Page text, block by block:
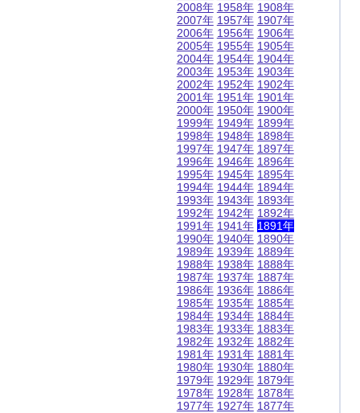
2008年
2007年
2006年
2005年
2004年
2003年
2002年
2001年
2000年
1999年
1998年
1997年
1996年
1995年
1994年
1993年
1992年
1991年
1990年
1989年
1988年
1987年
1986年
1985年
1984年
1983年
1982年
1981年
1980年
1979年
1978年
1977年
1958年
1957年
1956年
1955年
1954年
1953年
1952年
1951年
1950年
1949年
1948年
1947年
1946年
1945年
1944年
1943年
1942年
1941年
1940年
1939年
1938年
1937年
1936年
1935年
1934年
1933年
1932年
1931年
1930年
1929年
1928年
1927年
1908年
1907年
1906年
1905年
1904年
1903年
1902年
1901年
1900年
1899年
1898年
1897年
1896年
1895年
1894年
1893年
1892年
1891年
1890年
1889年
1888年
1887年
1886年
1885年
1884年
1883年
1882年
1881年
1880年
1879年
1878年
1877年